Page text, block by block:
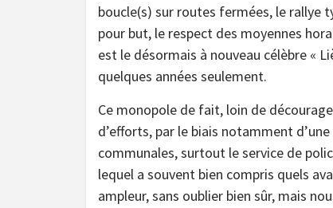
boucle(s) sur routes fermées, le rallye
pour but, le respect des moyennes
est le désormais à nouveau célèbre «
quelques années seulement.
Ce monopole de fait, loin de
d’efforts, par le biais notamment
communales, surtout le service de
lequel a souvent bien compris quels
ampleur, sans oublier bien sûr, mais